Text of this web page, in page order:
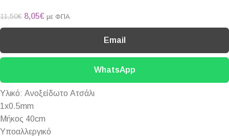
11,50€ 8,05€ με ΦΠΑ
Email
WhatsApp
Υλικό: Ανοξείδωτο Ατσάλι
1x0.5mm
Μήκος 40cm
Υποαλλεργικό